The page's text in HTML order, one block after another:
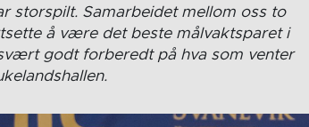
storspilt. Samarbeidet mellom oss to
å være det beste målvaktsparet i
godt forberedt på hva som venter